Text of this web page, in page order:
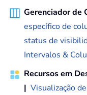
Gerenciador de
específico de
status de
Intervalos &
Recursos em
| Visualização